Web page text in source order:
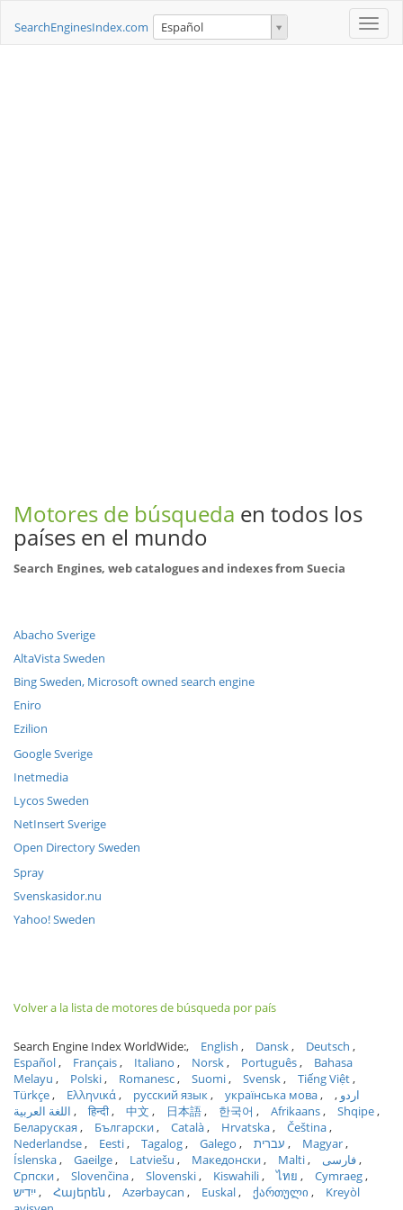
Toggle
SearchEnginesIndex.com Español
Motores de búsqueda en todos los
países en el mundo
Search Engines, web catalogues and indexes from Suecia
Abacho Sverige
AltaVista Sweden
Bing Sweden, Microsoft owned search engine
Eniro
Ezilion
Google Sverige
Inetmedia
Lycos Sweden
NetInsert Sverige
Open Directory Sweden
Spray
Svenskasidor.nu
Yahoo! Sweden
Volver a la lista de motores de búsqueda por país
Search Engine Index WorldWide: English Dansk
Deutsch
Español
Français Italiano Norsk Português
Bahasa
Melayu
Polski Romanesc Suomi Svensk
Tiếng Việt
Türkçe
Ελληνικά русский язык українська мова
اردو
اللغة العربية
हिन्दी 中文 日本語 한국어 Afrikaans
Shqipe
Беларуская
Български Català Hrvatska
Čeština
Nederlandse
Eesti Tagalog Galego עברית
Magyar
Íslenska
Gaeilge Latviešu Македонски Malti
فارسی
Српски
Slovenčina Slovenski Kiswahili ไทย
Cymraeg
ייִדיש
Հայերեն Azərbaycan Euskal ქართული
Kreyòl